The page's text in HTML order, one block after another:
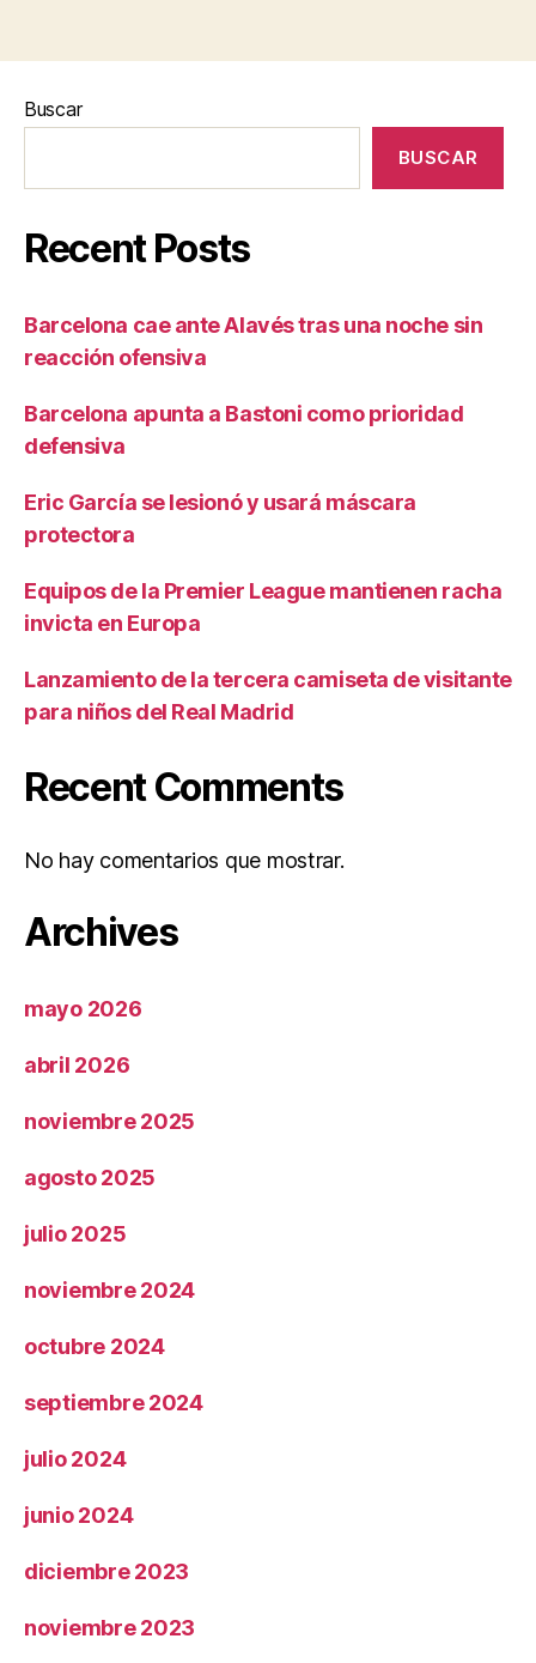
Buscar
BUSCAR
Recent Posts
Barcelona cae ante Alavés tras una noche sin
reacción ofensiva
Barcelona apunta a Bastoni como prioridad
defensiva
Eric García se lesionó y usará máscara
protectora
Equipos de la Premier League mantienen racha
invicta en Europa
Lanzamiento de la tercera camiseta de visitante
para niños del Real Madrid
Recent Comments
No hay comentarios que mostrar.
Archives
mayo 2026
abril 2026
noviembre 2025
agosto 2025
julio 2025
noviembre 2024
octubre 2024
septiembre 2024
julio 2024
junio 2024
diciembre 2023
noviembre 2023